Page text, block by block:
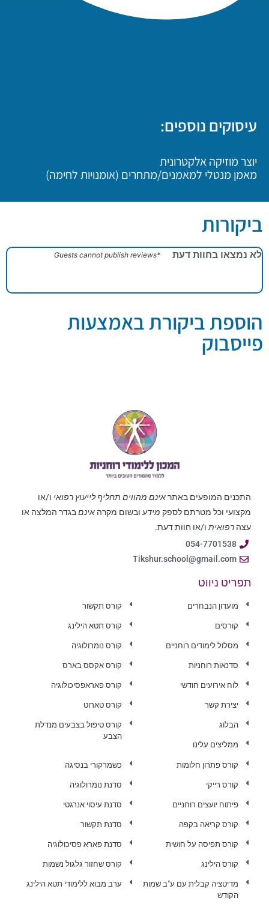
עיסוקים נוספים:
יוצר מוזיקה אלקטרונית
מאמן מנטלי למאמנים/מתחרים (אומנויות לחימה)
ביקורות
לא נמצאו בחוות דעת *Guests cannot publish reviews
הוספת ביקורת באמצעות
פייסבוק
התכנים המופעים באתראינם מהווים תחליף לייעוץ רפואי ו/או
מקצועי וכל מטרתם לספק מידע ובשום מקרה אינםבגדר המלצה או
עצה רפואית ו/או חוות דעת.
054-7701538
Tikshur.school@gmail.com
תפריט ניווט
מועדון הנבחרים
קורסים
מסלול לימודים רוחניים
סדנאות רוחניות
לוח אירועים חודשי
יצירת קשר
הבלוג
ממליצים עלינו
קורס תקשור
קורס תטא הילינג
קורס נומרולוגיה
קורס אקסס בארס
קורס פאראפסיכולוגיה
קורס טארוט
קורס טיפול בצבעים מנדלת
הצבע
קורס פתרון חלומות
קורס רייקי
פיתוח יועצים רוחניים
קורס קריאה בקפה
קורס תפיסה על חושית
קורס הילינג
מדיטציה קבלית עם ע"ב שמות
הקודש
כשמרקורי בנסיגה
סדנת נומרולוגיה
סדנת עיסוי אנרגטי
סדנת תקשור
סדנת פארא פסיכולוגיה
קורס שחזור גלגול נשמות
ערב מבוא ללימודי תטא הילינג